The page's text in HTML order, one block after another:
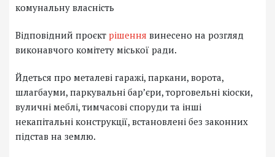
комунальну власність
Відповідний проєкт рішення винесено на розгляд
виконавчого комітету міської ради.
Йдеться про металеві гаражі, паркани, ворота,
шлагбауми, паркувальні бар’єри, торговельні кіоски,
вуличні меблі, тимчасові споруди та інші
некапітальні конструкції, встановлені без законних
підстав на землю.